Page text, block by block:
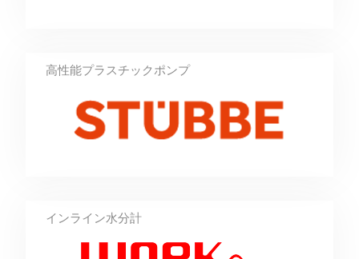
高性能プラスチックポンプ
インライン水分計